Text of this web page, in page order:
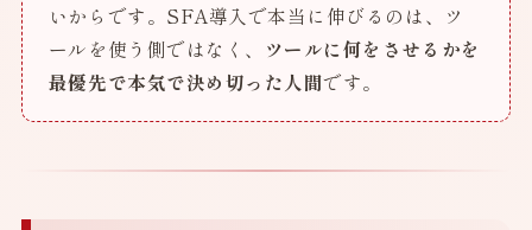
いからです。SFA導入で本当に伸びるのは、ツ
ールを使う側ではなく、 ツールに何をさせるかを
最優先で本気で決め切った人間です。